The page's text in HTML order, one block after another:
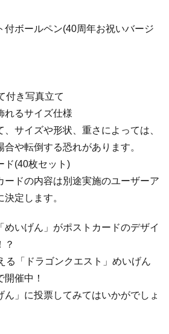
付ボールペン(40周年お祝いバージ
付き写真立て
るサイズ仕様
サイズや形状、重さによっては、
や転倒する恐れがあります。
ド(40枚セット)
ドの内容は別途実施のユーザーア
定します。
めいげん」がポストカードのデザイ
？
る「ドラゴンクエスト」めいげん
催中！
ん」に投票してみてはいかがでしょ